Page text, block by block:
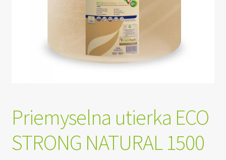
Priemyselna utierka ECO
STRONG NATURAL 1500